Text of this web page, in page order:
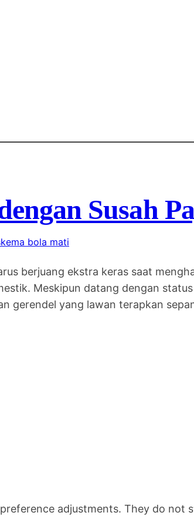
Susah
bola mati
berjuang ekstra keras saat
Meskipun datang dengan
gerendel yang lawan terapkan
adjustments. They do not